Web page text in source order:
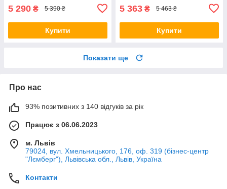
5 290 ₴ 5 390 ₴
Купити
5 363 ₴ 5 463 ₴
Купити
Показати ще
Про нас
93% позитивних з 140 відгуків за рік
Працює з 06.06.2023
м. Львів
79024, вул. Хмельницького, 176, оф. 319 (бізнес-центр
"Лємберг"), Львівська обл., Львів, Україна
Контакти